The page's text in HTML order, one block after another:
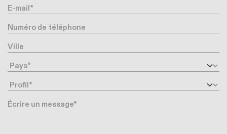
E-mail
Numéro de téléphone
Ville
Pays
Profil
Message